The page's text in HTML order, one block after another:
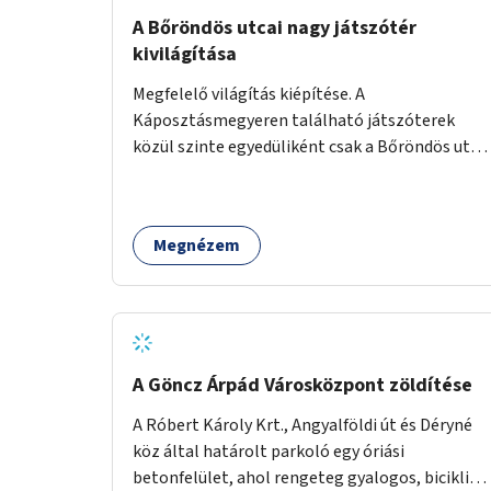
A Bőröndös utcai nagy játszótér
kivilágítása
Megfelelő világítás kiépítése. A
Káposztásmegyeren található játszóterek
közül szinte egyedüliként csak a Bőröndös utca
miatt a őszi és téli hónapokban nem lehet ide
járni a gyerekekkel.
Megnézem
A Göncz Árpád Városközpont zöldítése
A Róbert Károly Krt., Angyalföldi út és Déryné
köz által határolt parkoló egy óriási
betonfelület, ahol rengeteg gyalogos, biciklis